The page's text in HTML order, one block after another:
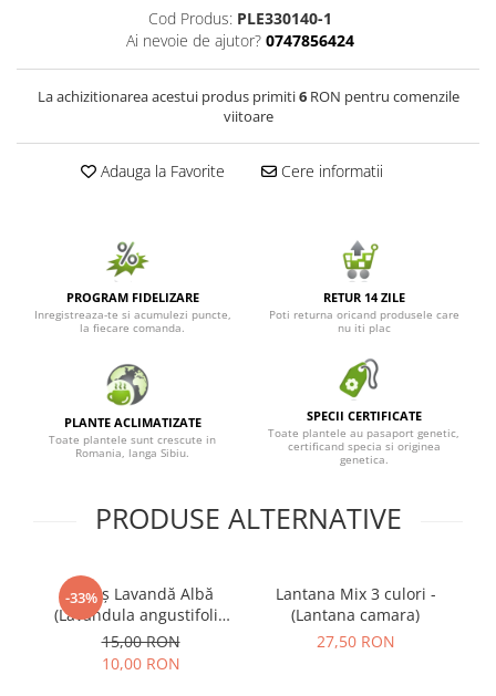
Bulbi de Zantedeschia
Mixuri de Bulbi
Seminte de Flori
Seminte de Legume/Fructe
Cod Produs: PLE330140-1
Ai nevoie de ajutor? 0747856424
La achizitionarea acestui produs primiti6RON pentru comenzile
viitoare
Adauga la Favorite Cere informatii
PROGRAM FIDELIZARE
Inregistreaza-te si acumulezi puncte,
la fiecare comanda.
RETUR 14 ZILE
Poti returna oricand produsele care
nu iti plac
PLANTE ACLIMATIZATE
Toate plantele sunt crescute in
Romania, langa Sibiu.
SPECII CERTIFICATE
Toate plantele au pasaport genetic,
certificand specia si originea
genetica.
PRODUSE ALTERNATIVE
-33%
Butaș Lavandă Albă
(Lavandula angustifolia
White) - Înrădăcinat
15,00 RON
10,00 RON
Lantana Mix 3 culori -
(Lantana camara)
27,50 RON